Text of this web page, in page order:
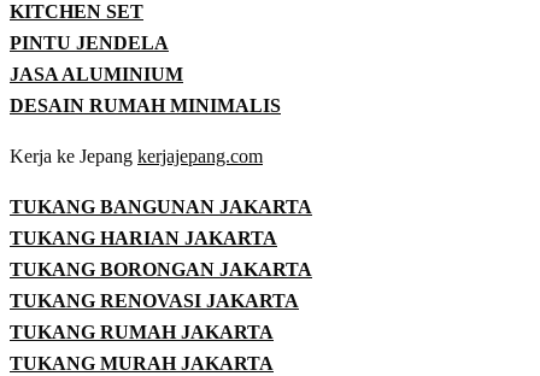
KITCHEN SET
PINTU JENDELA
JASA ALUMINIUM
DESAIN RUMAH MINIMALIS
Kerja ke Jepang kerjajepang.com
TUKANG BANGUNAN JAKARTA
TUKANG HARIAN JAKARTA
TUKANG BORONGAN JAKARTA
TUKANG RENOVASI JAKARTA
TUKANG RUMAH JAKARTA
TUKANG MURAH JAKARTA